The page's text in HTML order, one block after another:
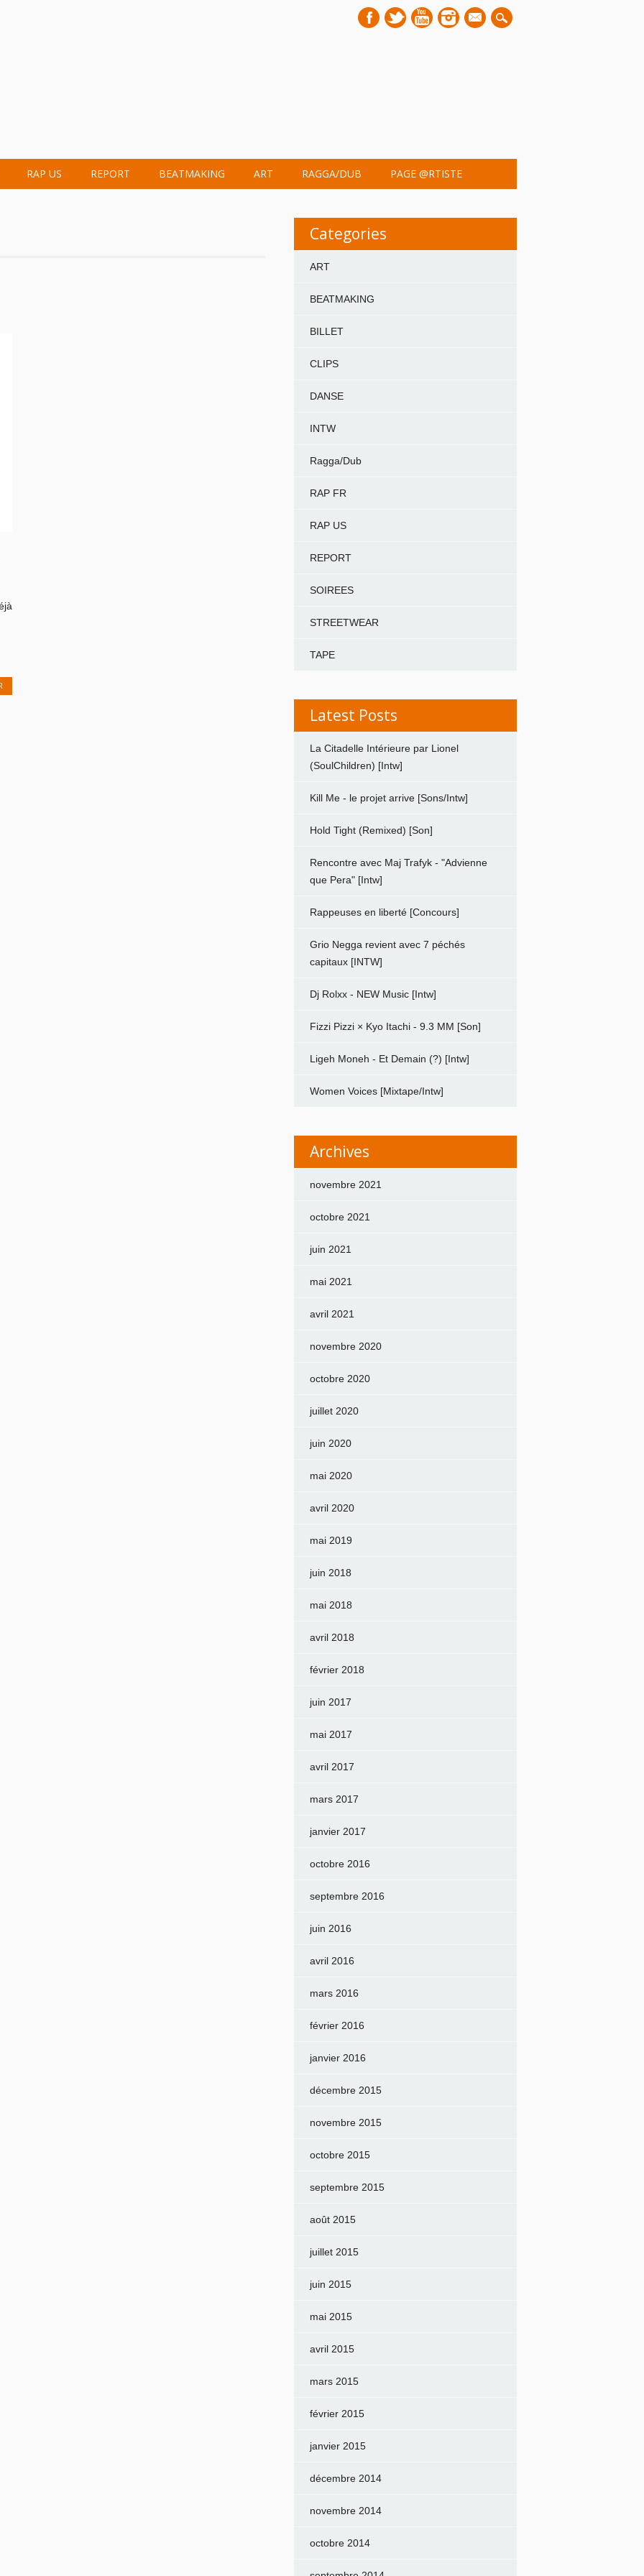
mail
RAP US REPORT BEATMAKING ART RAGGA/DUB PAGE @RTISTE
Categories
ART
BEATMAKING
BILLET
CLIPS
DANSE
INTW
Ragga/Dub
RAP FR
RAP US
REPORT
SOIREES
STREETWEAR
TAPE
Latest Posts
La Citadelle Intérieure par Lionel
(SoulChildren) [Intw]
Kill Me - le projet arrive [Sons/Intw]
Hold Tight (Remixed) [Son]
Rencontre avec Maj Trafyk - "Advienne
que Pera" [Intw]
Rappeuses en liberté [Concours]
Grio Negga revient avec 7 péchés
capitaux [INTW]
Dj Rolxx - NEW Music [Intw]
Fizzi Pizzi × Kyo Itachi - 9.3 MM [Son]
Ligeh Moneh - Et Demain (?) [Intw]
Women Voices [Mixtape/Intw]
Archives
novembre 2021
octobre 2021
juin 2021
mai 2021
avril 2021
novembre 2020
octobre 2020
juillet 2020
juin 2020
mai 2020
avril 2020
mai 2019
juin 2018
mai 2018
avril 2018
février 2018
juin 2017
mai 2017
avril 2017
mars 2017
janvier 2017
octobre 2016
septembre 2016
juin 2016
avril 2016
mars 2016
février 2016
janvier 2016
décembre 2015
novembre 2015
octobre 2015
septembre 2015
août 2015
juillet 2015
juin 2015
mai 2015
avril 2015
mars 2015
février 2015
janvier 2015
décembre 2014
novembre 2014
octobre 2014